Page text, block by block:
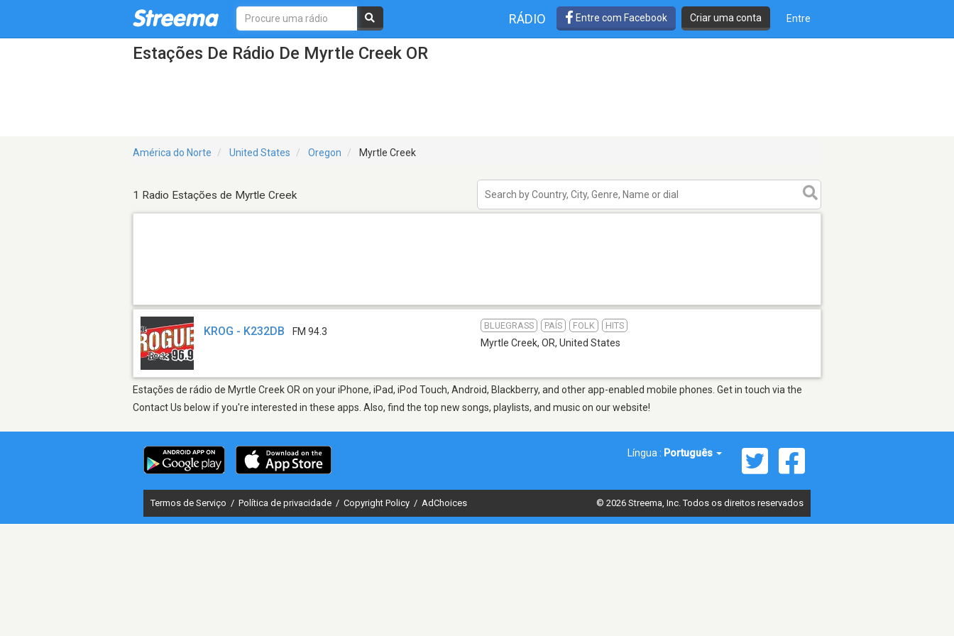
RÁDIO Entre com Facebook Criar uma conta Entre
Estações De Rádio De Myrtle Creek OR
América do Norte United States Oregon Myrtle Creek
1 Radio Estações de Myrtle Creek
KROG - K232DB FM 94.3
BLUEGRASS PAÍS FOLK HITS
Myrtle Creek, OR, United States
Estações de rádio de Myrtle Creek OR on your iPhone, iPad, iPod Touch, Android, Blackberry, and other app-enabled mobile phones. Get in touch via the
Contact Us below if you're interested in these apps. Also, find the top new songs, playlists, and music on our website!
Língua : Português
Termos de Serviço / Política de privacidade / Copyright Policy / AdChoices © 2026 Streema, Inc. Todos os direitos reservados